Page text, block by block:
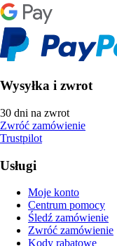
Wysyłka i zwrot
30 dni na zwrot
Zwróć zamówienie
Trustpilot
Usługi
Moje konto
Centrum pomocy
Śledź zamówienie
Zwróć zamówienie
Kody rabatowe